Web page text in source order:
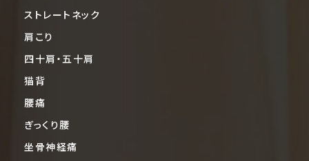
ストレートネック
肩こり
四十肩・五十肩
猫背
腰痛
ぎっくり腰
坐骨神経痛